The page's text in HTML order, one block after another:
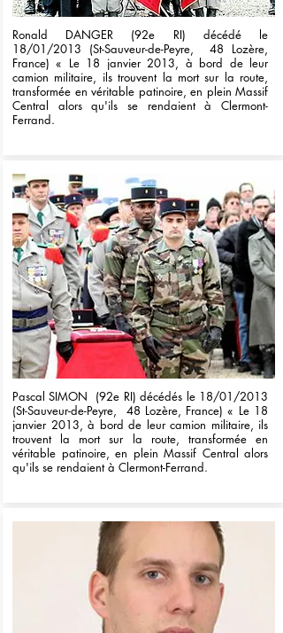
Ronald DANGER (92e RI) décédé le
18/01/2013 (St-Sauveur-de-Peyre, 48 Lozère,
France) « Le 18 janvier 2013, à bord de leur
camion militaire, ils trouvent la mort sur la route,
transformée en véritable patinoire, en plein Massif
Central alors qu'ils se rendaient à Clermont-
Ferrand.
Pascal SIMON (92e RI) décédés le 18/01/2013
(St-Sauveur-de-Peyre, 48 Lozère, France) « Le 18
janvier 2013, à bord de leur camion militaire, ils
trouvent la mort sur la route, transformée en
véritable patinoire, en plein Massif Central alors
qu'ils se rendaient à Clermont-Ferrand.